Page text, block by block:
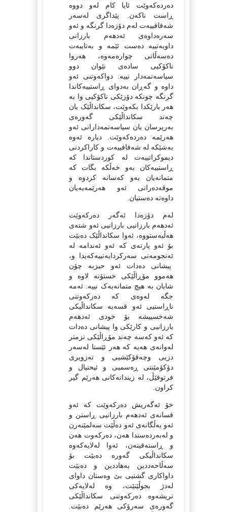
دەردەکەوێت ئایا کام لەو دووە
ڕاست ناکەن. پێداگری لەسەر
شەفافییەت لەم دۆزەدا گرنگە و ئەو
سەرەداوەی ئەدهەم بارزانی
داویەتییە دەست ئێمە و بەتایبەت
دەسەڵاتی چوارەمەوە، هەروا
ناکۆکیی سادەی نێوان دوو
سیاسەتمەدار نییە. دواکەوتنی ئەو
داوە و گەڕان بەدوای ڕاستییەکاندا
گرنگە چونکە دۆزێکی ناکۆکیی وا بە
هەر بارێکدا بکەوێت، سکانداڵێک یان
چەند سکانداڵێکی گەورەی
بەرپرسان یان سیاسەتمەدارانی ئەو
هەرێمە دەردەکەوێت. دیارە ئەوە
بەشێکە لە شەفافییەت و کاراکردنی
دیموکراتییەت لە کوردستاندا کە
ڕاستییەکان بەو خەڵکە بگات کە
متمانەیان بەو کەسانە کردوە و
موقەدەراتی ئەو هەرێمەیەیان
داوەتە دەستیان.
لەم دۆزەدا ئەگەر دەرکەوێت
ئەدهەم بارزانیی بارزانیی ئەو شتەی
هەڵبەستووە، ئەوا سکانداڵێک دەبێت
بۆ ئەو پارتەی کە ئەو ئەندامە لە
ئەنجومەنی سەرکردایەتییەکەیدا و،
پیشانی دەدات ئەو حیزبە چۆن
هەموو مۆڕاڵێکی خستۆتە لاوە و
شایان بە هیچ متمانەیەک نییە. ئەمە
جگە لەوەی کە دەرکەوتنی
ناڕاستیی ئەو قسەیە سکانداڵیکی
شەخسییشە بۆ خودی ئەدهەم
بارزانیی و کارێکی وا پیشانی دەدات
کە ئەو کەسە چەند مۆڕاڵێکی نزمتر
لەوانەی هەیە کە هەر ئێستا لەسەر
دزیی وچەقۆکێشیی و تەزویری
دۆکۆمێنتی ڕەسمیی و ئیحتیال و
فرتوفێڵ، لە زیندانەکانی هەرێم گیر
کراون.
خۆ ئەگەریش دەرکەوێت کە ئەو
قسانەی ئەدهەم بارزانیی ڕاستن و
ئەو بەڵگانەی ئەو دەڵێت سەلمێنەرن
و لەبەردەستدا هەن، دەرکەوت هەن
و ڕاستەقینەن، ئەوا لەلایەکەوە
سکانداڵیکی گەورە دەبێت بۆ
سەڵاحەددین بەهاددین و دەبێت
داواکاری گشتیی بێ وەستان داوای
لەدژ بجوڵێنێت، وە لەلایەکی
تریشەوە دەرکەوتنی سکانداڵێکی
گەورەی سەرۆکی هەرێم دەبێت.